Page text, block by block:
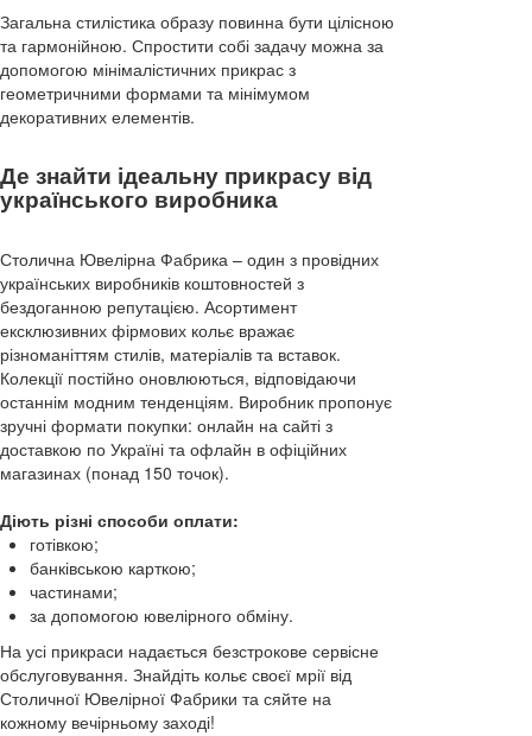
Загальна стилістика образу повинна бути цілісною
та гармонійною. Спростити собі задачу можна за
допомогою мінімалістичних прикрас з
геометричними формами та мінімумом
декоративних елементів.
Де знайти ідеальну прикрасу від
українського виробника
Столична Ювелірна Фабрика – один з провідних
українських виробників коштовностей з
бездоганною репутацією. Асортимент
ексклюзивних фірмових кольє вражає
різноманіттям стилів, матеріалів та вставок.
Колекції постійно оновлюються, відповідаючи
останнім модним тенденціям. Виробник пропонує
зручні формати покупки: онлайн на сайті з
доставкою по Україні та офлайн в офіційних
магазинах (понад 150 точок).
Діють різні способи оплати:
готівкою;
банківською карткою;
частинами;
за допомогою ювелірного обміну.
На усі прикраси надається безстрокове сервісне
обслуговування. Знайдіть кольє своєї мрії від
Столичної Ювелірної Фабрики та сяйте на
кожному вечірньому заході!